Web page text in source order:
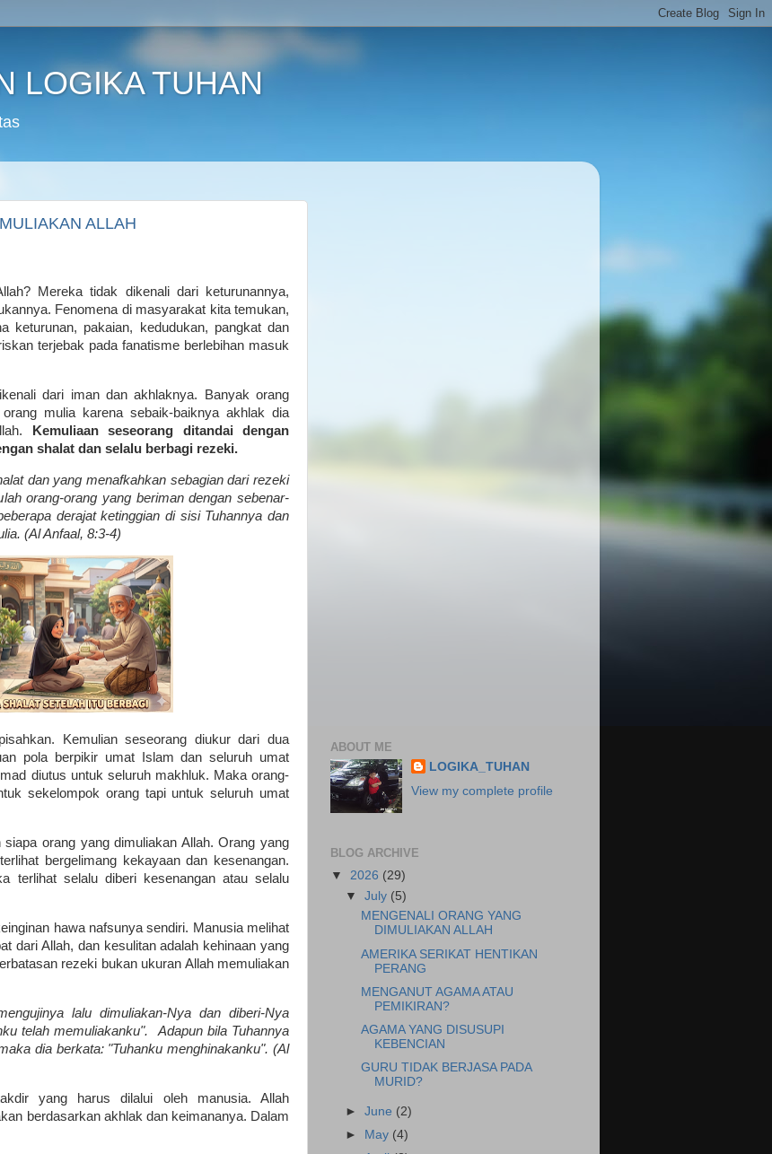
LOGIKA TUHAN
ALLAH
Mereka tidak dikenali dari keturunannya,
Fenomena di masyarakat kita temukan,
keturunan, pakaian, kedudukan, pangkat dan
terjebak pada fanatisme berlebihan masuk
dari iman dan akhlaknya. Banyak orang
mulia karena sebaik-baiknya akhlak dia
Kemuliaan seseorang ditandai dengan
shalat dan selalu berbagi rezeki.
dan yang menafkahkan sebagian dari rezeki
orang-orang yang beriman dengan sebenar-
derajat ketinggian di sisi Tuhannya dan
(Al Anfaal, 8:3-4)
Kemulian seseorang diukur dari dua
pola berpikir umat Islam dan seluruh umat
diutus untuk seluruh makhluk. Maka orang-
sekelompok orang tapi untuk seluruh umat
orang yang dimuliakan Allah. Orang yang
bergelimang kekayaan dan kesenangan.
terlihat selalu diberi kesenangan atau selalu
hawa nafsunya sendiri. Manusia melihat
dari Allah, dan kesulitan adalah kehinaan yang
rezeki bukan ukuran Allah memuliakan
lalu dimuliakan-Nya dan diberi-Nya
telah memuliakanku". Adapun bila Tuhannya
dia berkata: "Tuhanku menghinakanku". (Al
yang harus dilalui oleh manusia. Allah
berdasarkan akhlak dan keimananya. Dalam
ABOUT ME
LOGIKA_TUHAN
View my complete profile
BLOG ARCHIVE
▼ 2026 (29)
▼July (5)
MENGENALI ORANG YANG
DIMULIAKAN ALLAH
AMERIKA SERIKAT HENTIKAN
PERANG
MENGANUT AGAMA ATAU
PEMIKIRAN?
AGAMA YANG DISUSUPI
KEBENCIAN
GURU TIDAK BERJASA PADA
MURID?
►June (2)
►
May (4)